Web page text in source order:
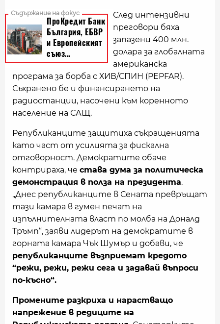
След интензивни
преговори бяха
запазени 400 млн.
долара за глобалната
американска
програма за борба с ХИВ/СПИН (PEPFAR).
Съхранено бе и финансирането на
радиостанции, насочени към коренното
население на САЩ.
Републиканците защитиха съкращенията
като част от усилията за фискална
отговорност. Демократите обаче
контрираха, че става дума за политическа
демонстрация в полза на президента.
„Днес републиканците в Сената превръщат
тази камара в гумен печат на
изпълнителната власт по молба на Доналд
Тръмп“, заяви лидерът на демократите в
горната камара Чък Шумър и добави, че
републиканците възприемат кредото
“режи, режи, режи сега и задавай въпроси
по-късно“.
Промените разкриха и нарастващо
напрежение в редиците на